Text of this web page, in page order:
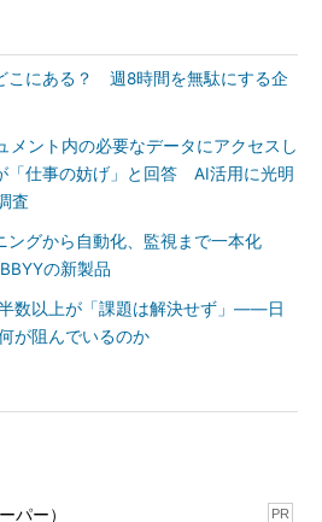
こにある？ 週8時間を無駄にする企
メント内の必要なデータにアクセスし
「仕事の妨げ」と回答 AI活用に光明
査
ングから自動化、監視まで一本化
の新製品
数以上が「課題は解決せず」――日
が阻んでいるのか
パー） PR